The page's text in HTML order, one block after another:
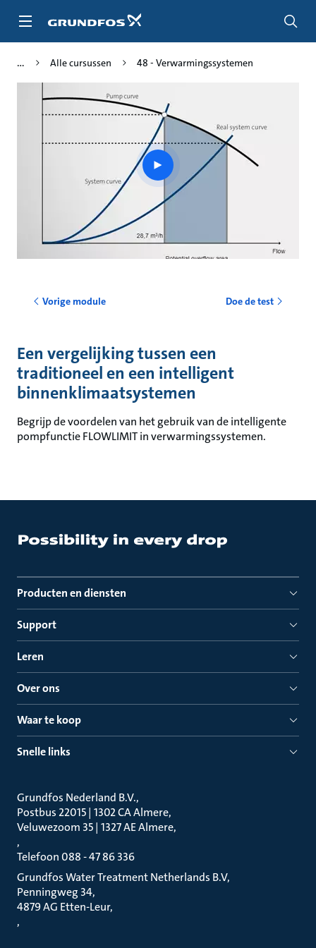
naar
Alle cursussen 48 - Verwarmingssystemen
Play
video
Vorige module Doe de test
Een vergelijking tussen een
traditioneel en een intelligent
binnenklimaatsystemen
Begrijp de voordelen van het gebruik van de intelligente
pompfunctie FLOWLIMIT in verwarmingssystemen.
Producten en diensten
Support
Leren
Over ons
Waar te koop
Snelle links
Grundfos Nederland B.V.
Postbus 22015 | 1302 CA Almere
Veluwezoom 35 | 1327 AE Almere
Telefoon 088 - 47 86 336
Grundfos Water Treatment Netherlands B.V
Penningweg 34
4879 AG Etten-Leur